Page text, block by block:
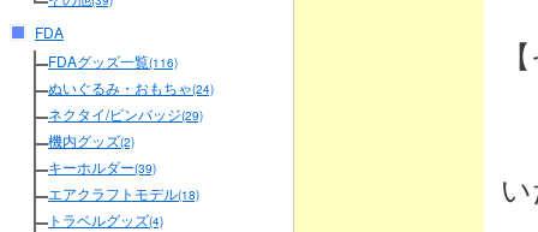
FDA
FDAグッズ一覧(116)
ぬいぐるみ・おもちゃ(24)
ネクタイ/ピンバッジ(29)
機内グッズ(2)
キーホルダー(39)
エアクラフトモデル(18)
トラベルグッズ(4)